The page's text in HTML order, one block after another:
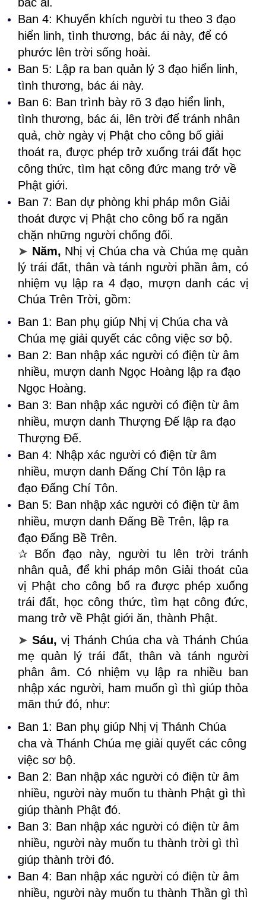
Ban 4: Khuyến khích người tu theo 3 đạo
hiển linh, tình thương, bác ái này, để có
phước lên trời sống hoài.
Ban 5: Lập ra ban quản lý 3 đạo hiển linh,
tình thương, bác ái này.
Ban 6: Ban trình bày rõ 3 đạo hiển linh,
tình thương, bác ái, lên trời để tránh nhân
quả, chờ ngày vị Phật cho công bố giải
thoát ra, được phép trở xuống trái đất học
công thức, tìm hạt công đức mang trở về
Phật giới.
Ban 7: Ban dự phòng khi pháp môn Giải
thoát được vị Phật cho công bố ra ngăn
chặn những người chống đối.
➤ Năm, Nhị vị Chúa cha và Chúa mẹ quản
lý trái đất, thân và tánh người phần âm, có
nhiệm vụ lập ra 4 đạo, mượn danh các vị
Chúa Trên Trời, gồm:
Ban 1: Ban phụ giúp Nhị vị Chúa cha và
Chúa mẹ giải quyết các công việc sơ bộ.
Ban 2: Ban nhập xác người có điện từ âm
nhiều, mượn danh Ngọc Hoàng lập ra đạo
Ngọc Hoàng.
Ban 3: Ban nhập xác người có điện từ âm
nhiều, mượn danh Thượng Đế lập ra đạo
Thượng Đế.
Ban 4: Nhập xác người có điện từ âm
nhiều, mượn danh Đấng Chí Tôn lập ra
đạo Đấng Chí Tôn.
Ban 5: Ban nhập xác người có điện từ âm
nhiều, mượn danh Đấng Bề Trên, lập ra
đạo Đấng Bề Trên.
✰ Bốn đạo này, người tu lên trời tránh
nhân quả, để khi pháp môn Giải thoát của
vị Phật cho công bố ra được phép xuống
trái đất, học công thức, tìm hạt công đức,
mang trở về Phật giới ăn, thành Phật.
➤ Sáu, vị Thánh Chúa cha và Thánh Chúa
mẹ quản lý trái đất, thân và tánh người
phân âm. Có nhiệm vụ lập ra nhiều ban
nhập xác người, ham muốn gì thì giúp thỏa
mãn thứ đó, như:
Ban 1: Ban phụ giúp Nhị vị Thánh Chúa
cha và Thánh Chúa mẹ giải quyết các công
việc sơ bộ.
Ban 2: Ban nhập xác người có điện từ âm
nhiều, người này muốn tu thành Phật gì thì
giúp thành Phật đó.
Ban 3: Ban nhập xác người có điện từ âm
nhiều, người này muốn tu thành trời gì thì
giúp thành trời đó.
Ban 4: Ban nhập xác người có điện từ âm
nhiều, người này muốn tu thành Thần gì thì